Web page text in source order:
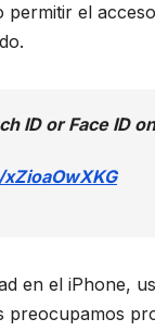
el
ID or Face ID
en el iPhone,
preocupamos